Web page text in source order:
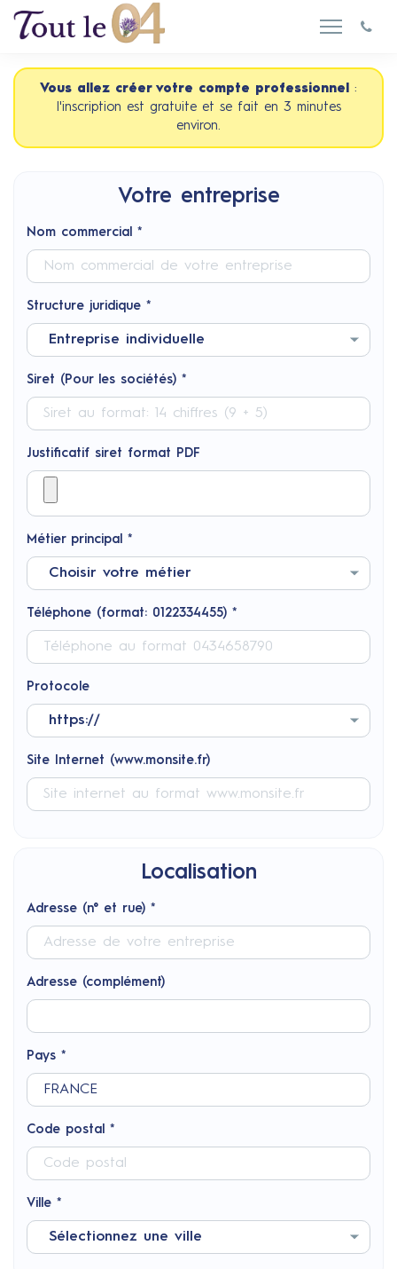
Vous allez créer votre compte professionnel
:
l'inscription est gratuite et se fait en 3 minutes
environ.
Votre entreprise
Nom commercial *
Structure juridique *
Siret (Pour les sociétés) *
Justificatif siret format PDF
Métier principal *
Téléphone (format: 0122334455) *
Protocole
Site Internet (www.monsite.fr)
Localisation
Adresse (n° et rue) *
Adresse (complément)
Pays *
Code postal *
Ville *